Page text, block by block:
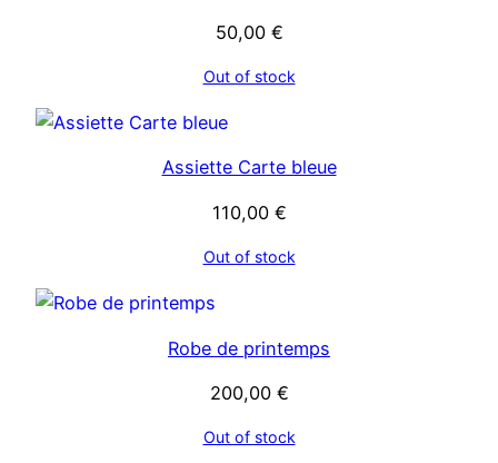
50,00 €
Out of stock
Assiette Carte bleue
110,00 €
Out of stock
Robe de printemps
200,00 €
Out of stock